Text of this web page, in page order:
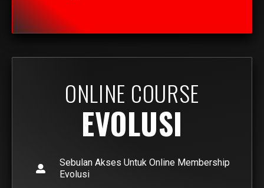
ONLINE COURSE
EVOLUSI
Sebulan Akses Untuk Online Membership
Evolusi